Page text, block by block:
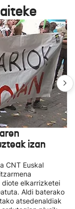
izan
CNT Euskal
elkarrizketei
Aldi baterako
atsedenaldiak